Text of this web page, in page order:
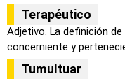
Terapéutico
Adjetivo. La definición
concerniente y
Tumultuar